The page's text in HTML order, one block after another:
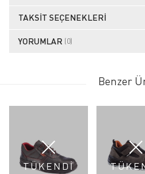
TAKSIT SEÇENEKLERI
YORUMLAR (0)
Benzer
TÜKENDİ